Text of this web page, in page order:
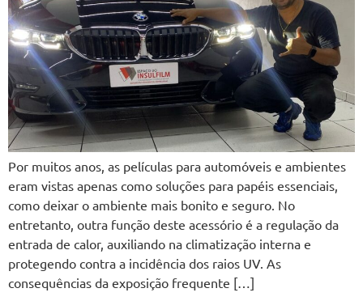
Por muitos anos, as películas para automóveis e ambientes
eram vistas apenas como soluções para papéis essenciais,
como deixar o ambiente mais bonito e seguro. No
entretanto, outra função deste acessório é a regulação da
entrada de calor, auxiliando na climatização interna e
protegendo contra a incidência dos raios UV. As
consequências da exposição frequente […]